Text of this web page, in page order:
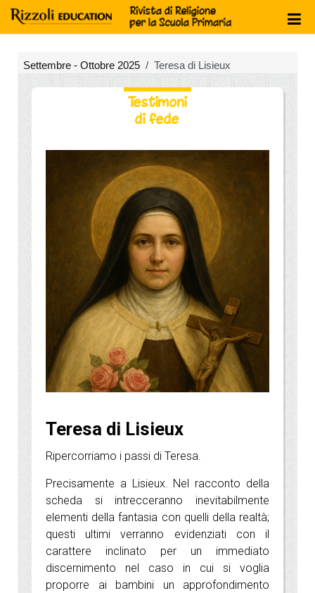
Settembre - Ottobre 2025 Teresa di Lisieux
Testimoni
di fede
Teresa di Lisieux
Ripercorriamo i passi di Teresa.
Precisamente a Lisieux. Nel racconto della
scheda si intrecceranno inevitabilmente
elementi della fantasia con quelli della realtà;
questi ultimi verranno evidenziati con il
carattere inclinato per un immediato
discernimento nel caso in cui si voglia
proporre ai bambini un approfondimento